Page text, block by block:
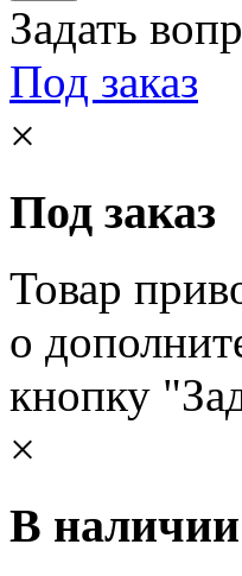
Задать
Под заказ
×
Под заказ
Товар
о
кнопку
×
В наличии